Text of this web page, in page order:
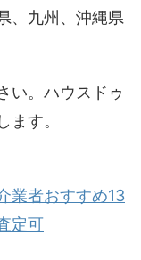
、九州、沖縄県
い。ハウスドゥ
す。
業者おすすめ13
定可